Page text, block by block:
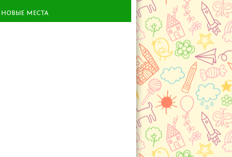
НОВЫЕ МЕСТА